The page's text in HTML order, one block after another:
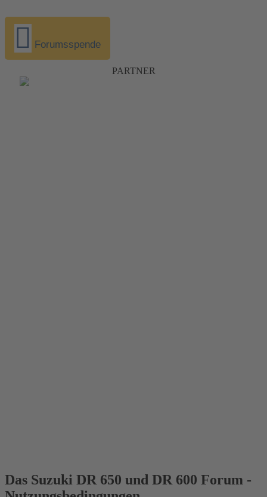
Forumsspende
PARTNER
Das Suzuki DR 650 und DR 600 Forum -